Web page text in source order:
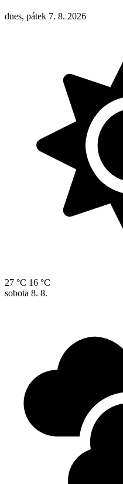
dnes, pátek 7. 8. 2026
27 °C 16 °C
sobota 8. 8.